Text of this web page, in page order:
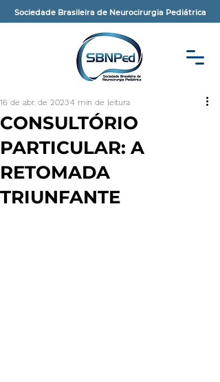
Sociedade Brasileira de Neurocirurgia Pediátrica
CONSULTÓRIO
PARTICULAR: A
RETOMADA
TRIUNFANTE
16 de abr. de 20234 min de leitura